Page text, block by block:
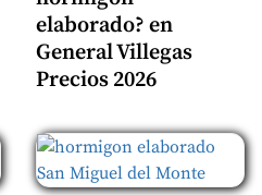
elaborado? en
General Villegas
Precios 2026